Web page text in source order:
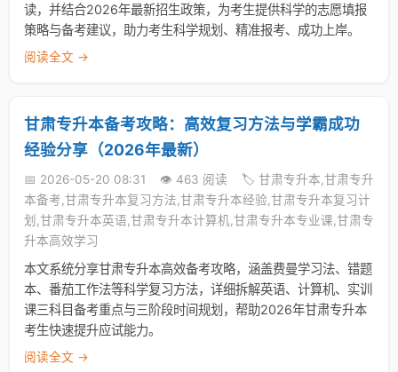
读，并结合2026年最新招生政策，为考生提供科学的志愿填报
策略与备考建议，助力考生科学规划、精准报考、成功上岸。
阅读全文 →
甘肃专升本备考攻略：高效复习方法与学霸成功
经验分享（2026年最新）
📅 2026-05-20 08:31 👁️ 463 阅读
🏷️ 甘肃专升本,甘肃专升
本备考,甘肃专升本复习方法,甘肃专升本经验,甘肃专升本复习计
划,甘肃专升本英语,甘肃专升本计算机,甘肃专升本专业课,甘肃专
升本高效学习
本文系统分享甘肃专升本高效备考攻略，涵盖费曼学习法、错题
本、番茄工作法等科学复习方法，详细拆解英语、计算机、实训
课三科目备考重点与三阶段时间规划，帮助2026年甘肃专升本
考生快速提升应试能力。
阅读全文 →